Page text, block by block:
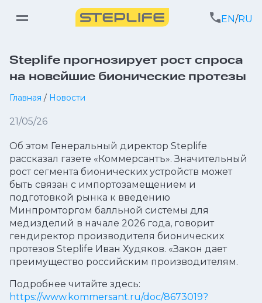
EN/RU
Steplife прогнозирует рост спроса
на новейшие бионические протезы
Главная / Новости
21/05/26
Об этом Генеральный директор Steplife
рассказал газете «Коммерсантъ». Значительный
рост сегмента бионических устройств может
быть связан с импортозамещением и
подготовкой рынка к введению
Минпромторгом балльной системы для
медизделий в начале 2026 года, говорит
гендиректор производителя бионических
протезов Steplife Иван Худяков. «Закон дает
преимущество российским производителям.
Подробнее читайте здесь:
https://www.kommersant.ru/doc/8673019?